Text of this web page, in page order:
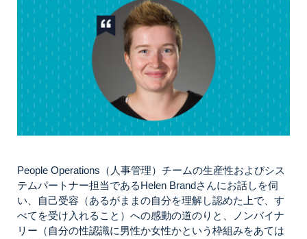
People Operations（人事管理）チームの生産性およびシス
テムパートナー担当であるHelen Brandさんにお話しを伺
い、自己受容（あるがままの自分を理解し認めた上で、す
べてを受け入れること）への感動の道のりと、ノンバイナ
リー（自分の性認識に男性か女性かという枠組みをあては